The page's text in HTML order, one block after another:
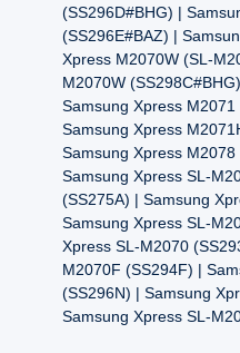
(SS296D#BHG) |
(SS296E#BAZ) |
Xpress M2070W (SL-
M2070W
Samsung Xpress
Samsung Xpress
Samsung Xpress
Samsung Xpress SL-
(SS275A) | Samsung
Samsung Xpress SL-
Xpress SL-M2070
M2070F (SS294F) |
(SS296N) | Samsung
Samsung Xpress SL-